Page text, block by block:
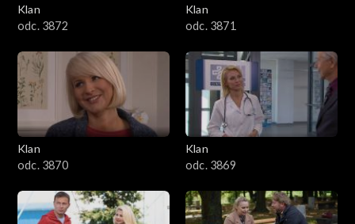
Klan
odc. 3872
Klan
odc. 3871
Klan
odc. 3870
Klan
odc. 3869